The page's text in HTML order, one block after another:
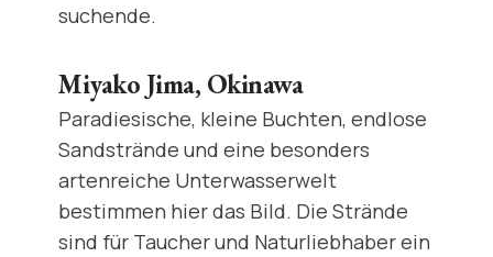
suchende.
Miyako Jima, Okinawa
Paradiesische, kleine Buchten, endlose
Sandstrände und eine besonders
artenreiche Unterwasserwelt
bestimmen hier das Bild. Die Strände
sind für Taucher und Naturliebhaber ein